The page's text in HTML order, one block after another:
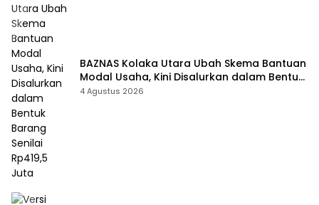
BAZNAS Kolaka Utara Ubah Skema Bantuan
Modal Usaha, Kini Disalurkan dalam Bentuk
Barang Senilai Rp419,5 Juta
4 Agustus 2026